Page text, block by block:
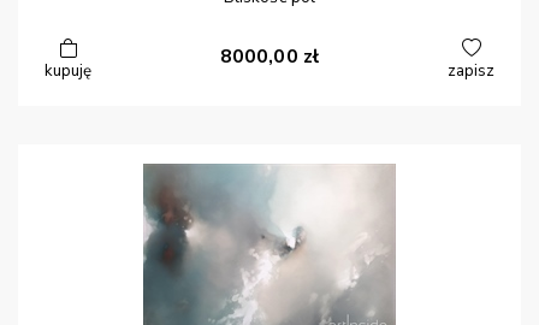
kupuję
8000,00 zł
zapisz